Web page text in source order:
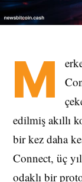
M
edilmiş akıllı
bir kez daha
Connect, üç
odaklı bir